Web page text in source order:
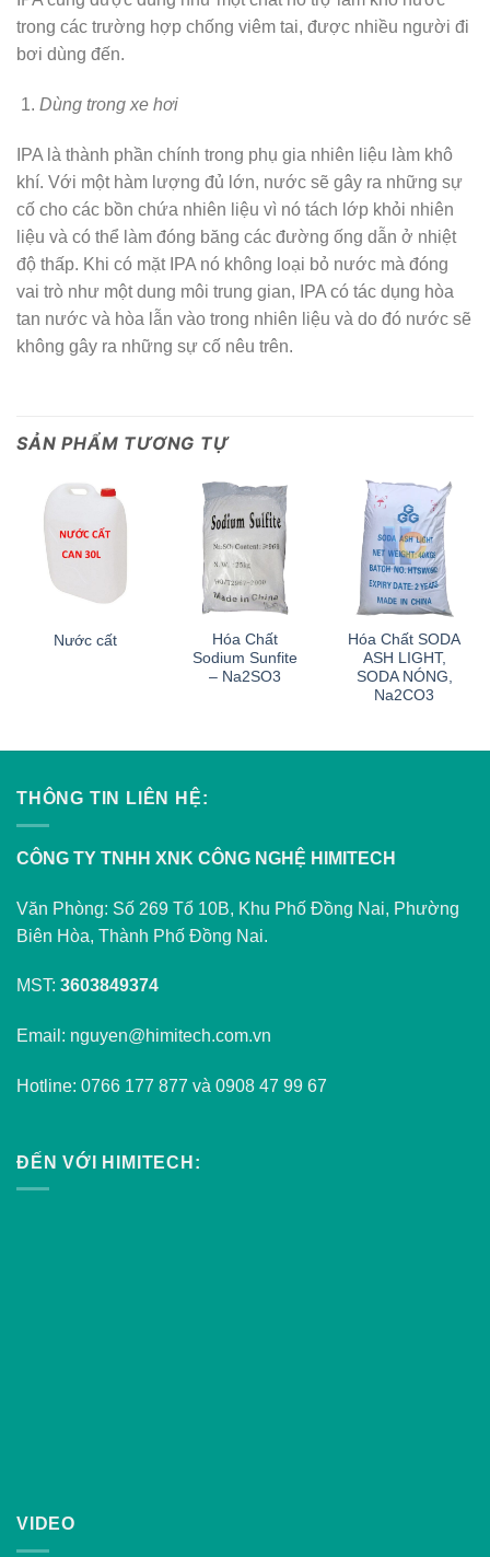
trong các trường hợp chống viêm tai, được nhiều người đi
bơi dùng đến.
Dùng trong xe hơi
IPA là thành phần chính trong phụ gia nhiên liệu làm khô
khí. Với một hàm lượng đủ lớn, nước sẽ gây ra những sự
cố cho các bồn chứa nhiên liệu vì nó tách lớp khỏi nhiên
liệu và có thể làm đóng băng các đường ống dẫn ở nhiệt
độ thấp. Khi có mặt IPA nó không loại bỏ nước mà đóng
vai trò như một dung môi trung gian, IPA có tác dụng hòa
tan nước và hòa lẫn vào trong nhiên liệu và do đó nước sẽ
không gây ra những sự cố nêu trên.
SẢN PHẨM TƯƠNG TỰ
Nước cất
Hóa Chất
Sodium Sunfite
– Na2SO3
Hóa Chất SODA
ASH LIGHT,
SODA NÓNG,
Na2CO3
THÔNG TIN LIÊN HỆ:
CÔNG TY TNHH XNK CÔNG NGHỆ HIMITECH
Văn Phòng: Số 269 Tổ 10B, Khu Phố Đồng Nai, Phường
Biên Hòa, Thành Phố Đồng Nai.
MST: 3603849374
Email: nguyen@himitech.com.vn
Hotline: 0766 177 877 và 0908 47 99 67
ĐẾN VỚI HIMITECH:
VIDEO